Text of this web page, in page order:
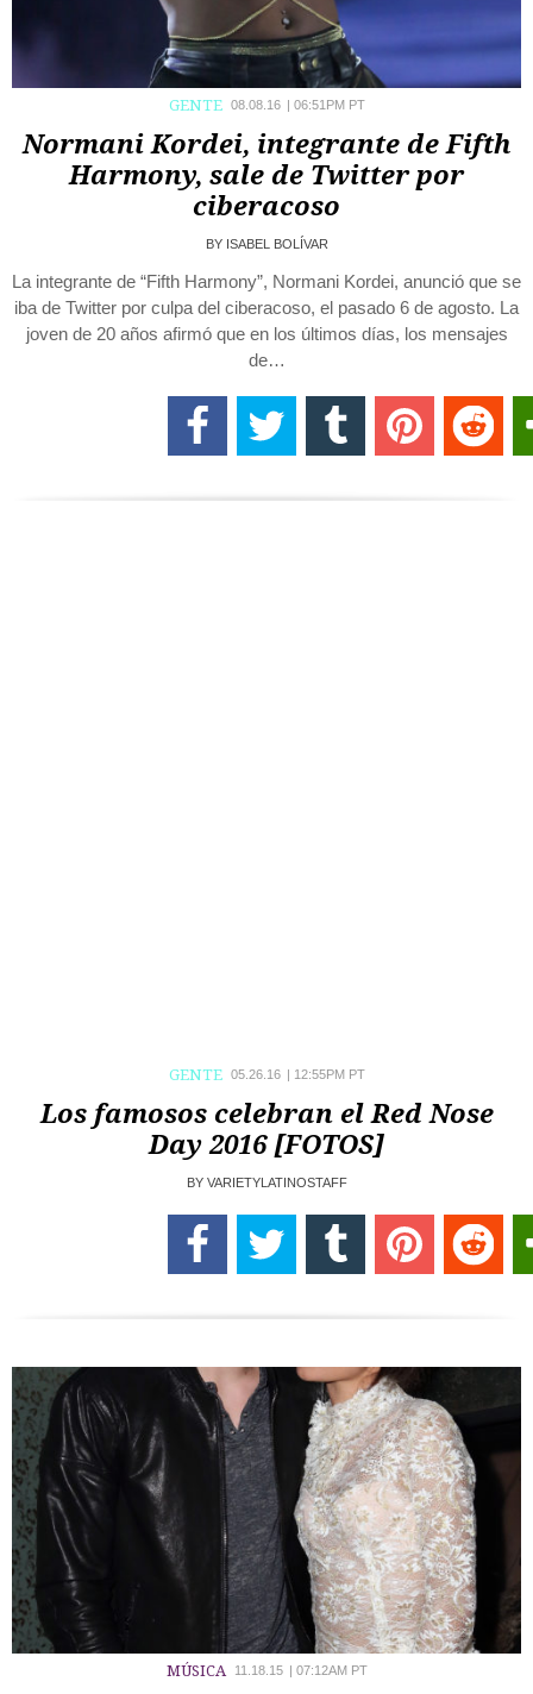
GENTE 08.08.16 06:51PM PT
Normani Kordei, integrante de Fifth
Harmony, sale de Twitter por
ciberacoso
BY ISABEL BOLÍVAR
La integrante de “Fifth Harmony”, Normani Kordei, anunció que se
iba de Twitter por culpa del ciberacoso, el pasado 6 de agosto. La
joven de 20 años afirmó que en los últimos días, los mensajes
de…
GENTE 05.26.16 12:55PM PT
Los famosos celebran el Red Nose
Day 2016 [FOTOS]
BY VARIETYLATINOSTAFF
MÚSICA 11.18.15 07:12AM PT